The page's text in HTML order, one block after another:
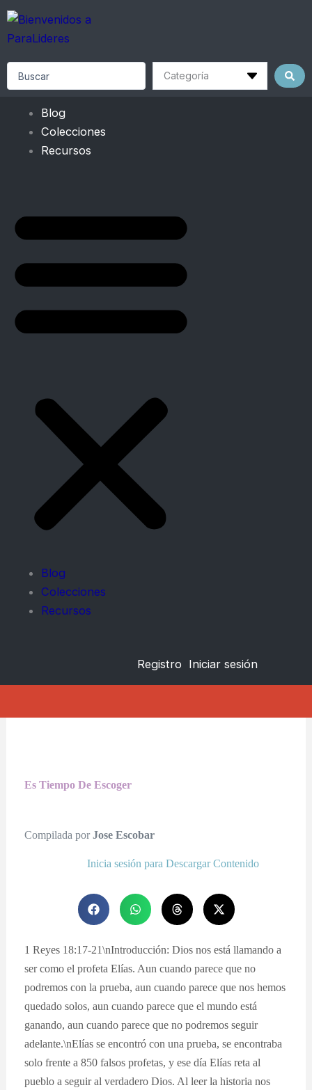
Skip
content
Blog
Colecciones
Recursos
Blog
Colecciones
Recursos
Registro Iniciar sesión
Es Tiempo De Escoger
Compilada porJose Escobar
Inicia sesión para Descargar Contenido
1 Reyes 18:17-21\nIntroducción: Dios nos está llamando a
ser como el profeta Elías. Aun cuando parece que no
podremos con la prueba, aun cuando parece que nos hemos
quedado solos, aun cuando parece que el mundo está
ganando, aun cuando parece que no podremos seguir
adelante.\nElías se encontró con una prueba, se encontraba
solo frente a 850 falsos profetas, y ese día Elías reta al
pueblo a seguir al verdadero Dios. Al leer la historia nos